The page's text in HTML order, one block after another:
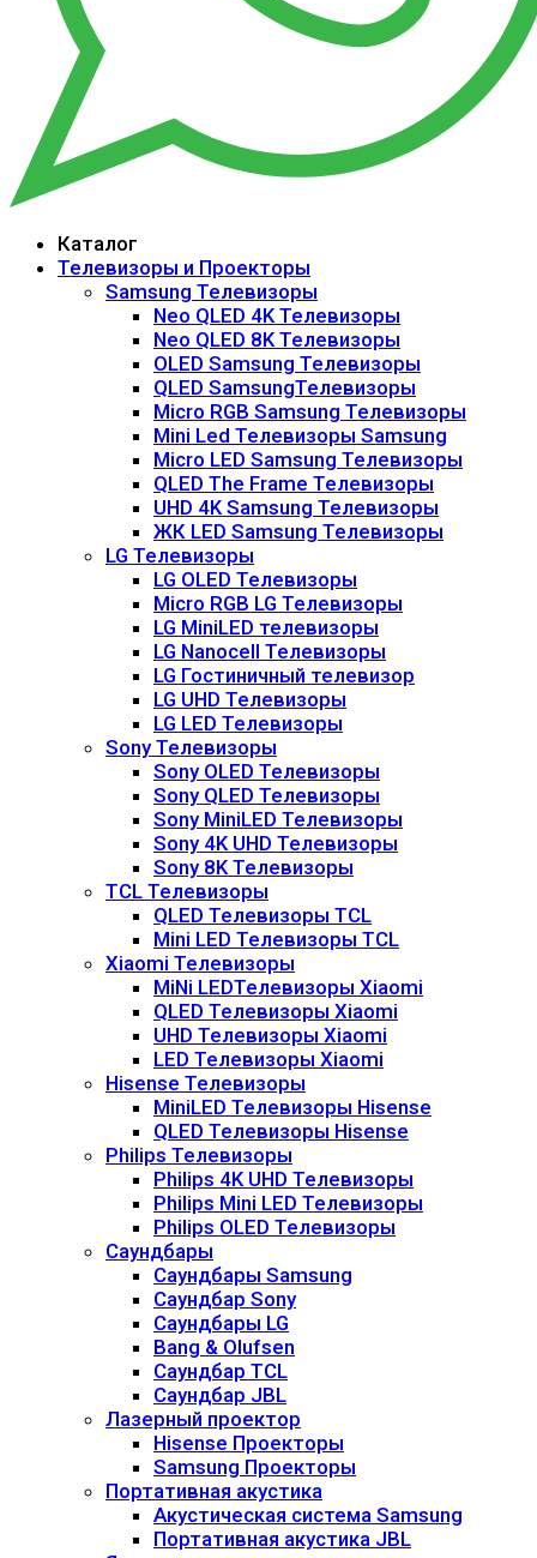
Каталог
Телевизоры и Проекторы
Samsung Телевизоры
Neo QLED 4K Телевизоры
Neo QLED 8K Телевизоры
OLED Samsung Телевизоры
QLED SamsungТелевизоры
Micro RGB Samsung Телевизоры
Mini Led Телевизоры Samsung
Micro LED Samsung Телевизоры
QLED The Frame Телевизоры
UHD 4K Samsung Телевизоры
ЖК LED Samsung Телевизоры
LG Телевизоры
LG OLED Телевизоры
Micro RGB LG Телевизоры
LG MiniLED телевизоры
LG Nanocell Телевизоры
LG Гостиничный телевизор
LG UHD Телевизоры
LG LED Телевизоры
Sony Телевизоры
Sony OLED Телевизоры
Sony QLED Телевизоры
Sony MiniLED Телевизоры
Sony 4K UHD Телевизоры
Sony 8K Телевизоры
TCL Телевизоры
QLED Телевизоры TCL
Mini LED Телевизоры TCL
Xiaomi Телевизоры
MiNi LEDТелевизоры Xiaomi
QLED Телевизоры Xiaomi
UHD Телевизоры Xiaomi
LED Телевизоры Xiaomi
Hisense Телевизоры
MiniLED Телевизоры Hisense
QLED Телевизоры Hisense
Philips Телевизоры
Philips 4K UHD Телевизоры
Philips Mini LED Телевизоры
Philips OLED Телевизоры
Саундбары
Саундбары Samsung
Саундбар Sony
Саундбары LG
Bang & Olufsen
Саундбар TCL
Саундбар JBL
Лазерный проектор
Hisense Проекторы
Samsung Проекторы
Портативная акустика
Акустическая система Samsung
Портативная акустика JBL